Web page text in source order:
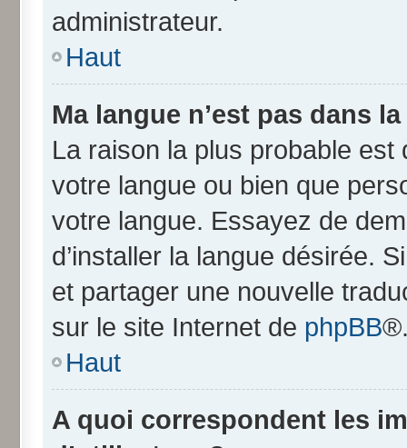
administrateur.
Haut
Ma langue n’est pas dans
La raison la plus probable est
votre langue ou bien que
votre langue. Essayez de
d’installer la langue désirée.
et partager une nouvelle
sur le site Internet de phpBB
Haut
A quoi correspondent les